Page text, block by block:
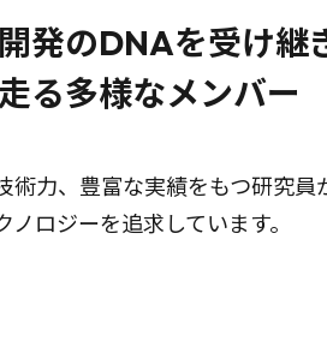
発のDNAを受け継
る多様なメンバー
術力、豊富な実績をもつ研究員
ノロジーを追求しています。